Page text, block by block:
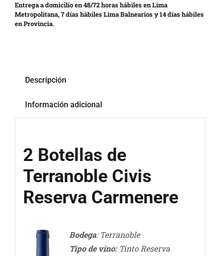
Entrega a domicilio en 48/72 horas hábiles en Lima
Metropolitana, 7 días hábiles Lima Balnearios y 14 días hábiles
en Provincia.
Descripción
Información adicional
2 Botellas de
Terranoble Civis
Reserva Carmenere
Bodega: Terranoble
Tipo de vino:Tinto Reserva